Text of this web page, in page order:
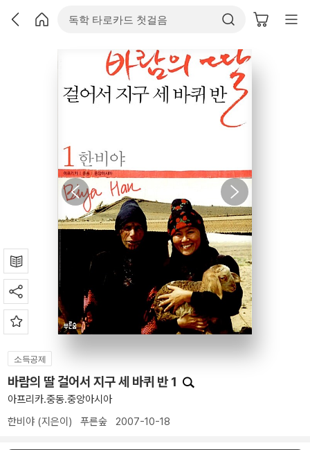
소득공제
바람의 딸 걸어서 지구 세 바퀴 반 1
아프리카.중동.중앙아시아
한비야 (지은이) 푸른숲 2007-10-18